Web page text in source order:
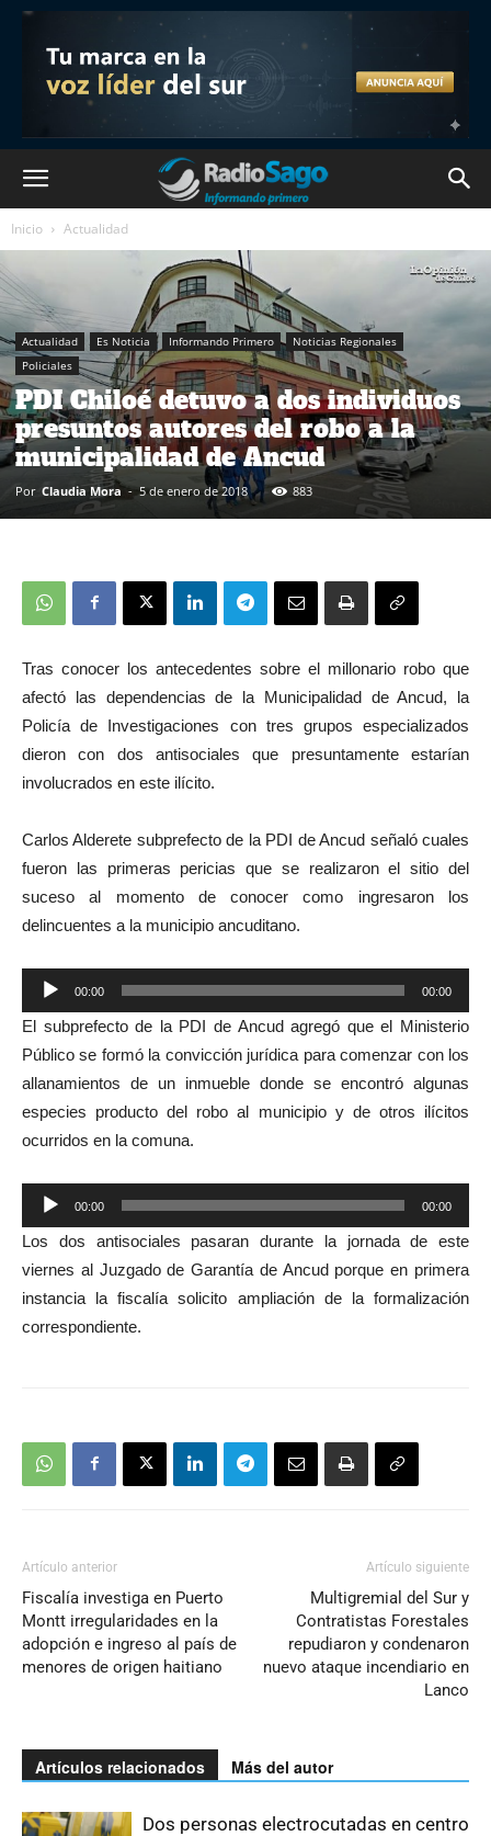
Inicio Actualidad
Actualidad Es Noticia Informando Primero
Noticias Regionales
Policiales
PDI Chiloé detuvo a dos individuos
presuntos autores del robo a la
municipalidad de Ancud
Por Claudia Mora - 5 de enero de 2018 883
Tras conocer los antecedentes sobre el millonario robo que
afectó las dependencias de la Municipalidad de Ancud, la
Policía de Investigaciones con tres grupos especializados
dieron con dos antisociales que presuntamente estarían
involucrados en este ilícito.
Carlos Alderete subprefecto de la PDI de Ancud señaló cuales
fueron las primeras pericias que se realizaron el sitio del
suceso al momento de conocer como ingresaron los
delincuentes a la municipio ancuditano.
Reproductor
de
audio
00:00 00:00
El subprefecto de la PDI de Ancud agregó que el Ministerio
Público se formó la convicción jurídica para comenzar con los
allanamientos de un inmueble donde se encontró algunas
especies producto del robo al municipio y de otros ilícitos
ocurridos en la comuna.
Reproductor
de
audio
00:00 00:00
Los dos antisociales pasaran durante la jornada de este
viernes al Juzgado de Garantía de Ancud porque en primera
instancia la fiscalía solicito ampliación de la formalización
correspondiente.
Artículo anterior
Fiscalía investiga en Puerto
Montt irregularidades en la
adopción e ingreso al país de
menores de origen haitiano
Artículo siguiente
Multigremial del Sur y
Contratistas Forestales
repudiaron y condenaron
nuevo ataque incendiario en
Lanco
Artículos relacionados Más del autor
Dos personas electrocutadas en centro